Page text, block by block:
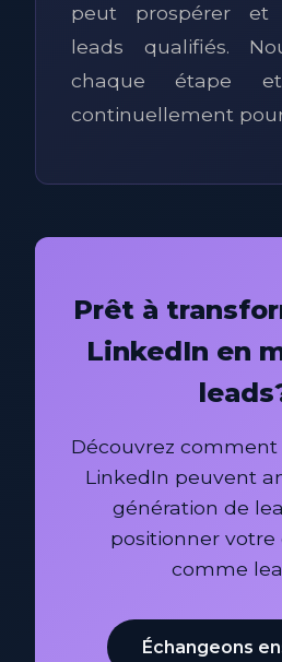
peut prospérer et
leads qualifiés.
chaque étape et
continuellement
Prêt à
LinkedIn en
Découvrez comment
LinkedIn peuvent
génération de
positionner votre
comme
Échangeons